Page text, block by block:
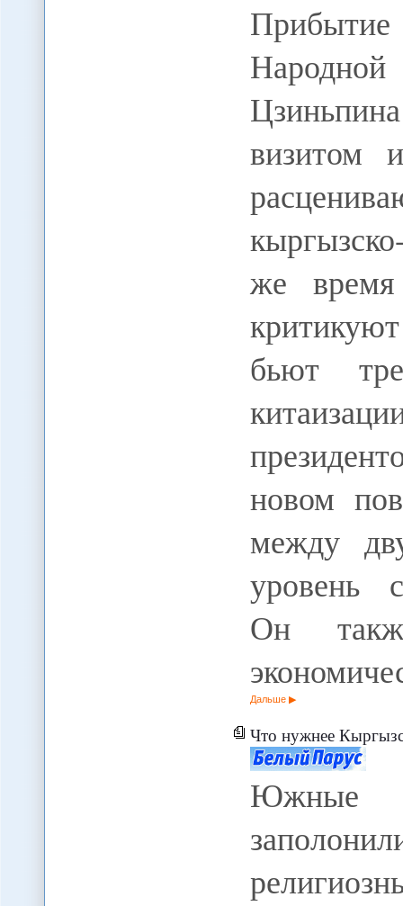
визитом
же время
бьют
новом
между
уровень
Он
Дальше
Что нужнее
Южные